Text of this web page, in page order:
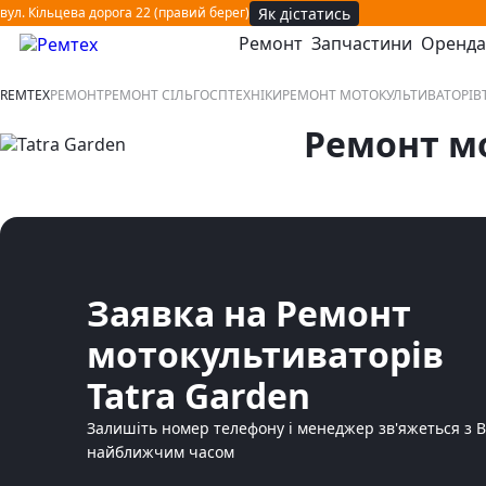
вул. Кільцева дорога 22 (правий берег) Як дістатись
відкрити або закрити навігаційне меню
Ремонт Запчастини Оренда
REMTEXРЕМОНТРЕМОНТ СІЛЬГОСПТЕХНІКИРЕМОНТ МОТОКУЛЬТИВАТОРІВ
Ремонт
Заявка на Ремонт
мотокультиваторів
Tatra Garden
Залишіть номер телефону і менеджер зв'яжеться з
найближчим часом